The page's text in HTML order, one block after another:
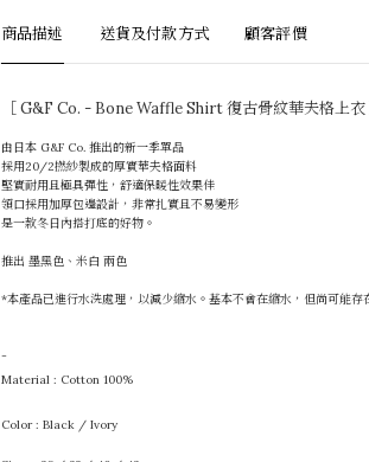
商品描述 送貨及付款方式 顧客評價
［ G&F Co. - Bone Waffle Shirt 復古骨紋華夫格上衣
由日本 G&F Co. 推出的新一季單品
採用20/2撚紗製成的厚實華夫格面料
堅實耐用且極具彈性，舒適保暖性效果佳
領口採用加厚包邊設計，非常扎實且不易變形
是一款冬日內搭打底的好物。
推出 墨黑色、米白 兩色
*本產品已進行水洗處理，以減少縮水。基本不會在縮水，但尚可能存
-
Material : Cotton 100%
Color : Black / Ivory